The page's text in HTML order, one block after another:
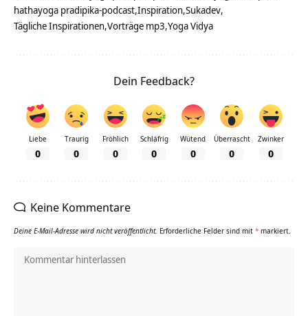
hathayoga pradipika-podcast Inspiration Sukadev
Tägliche Inspirationen Vorträge mp3 Yoga Vidya
Dein Feedback?
Liebe
0
Traurig
0
Fröhlich
0
Schläfrig
0
Wütend
0
Überrascht
0
Zwinker
0
Keine Kommentare
Deine E-Mail-Adresse wird nicht veröffentlicht. Erforderliche Felder sind mit * markiert.